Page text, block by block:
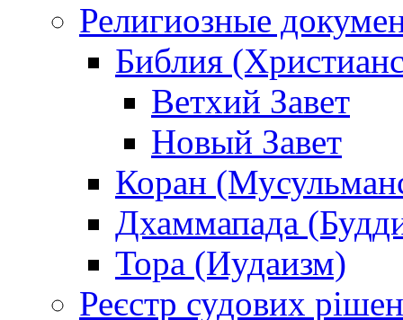
Религиозные
Библия
Ветхий Завет
Новый Завет
Коран
Дхаммапада
Тора (Иудаизм)
Реєстр судових